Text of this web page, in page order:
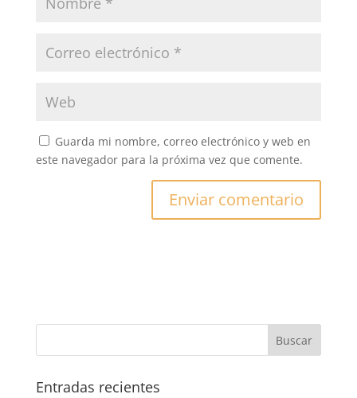
Guarda mi nombre, correo electrónico y web en
este navegador para la próxima vez que comente.
Entradas recientes